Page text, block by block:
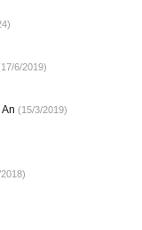
6/2019)
(15/3/2019)